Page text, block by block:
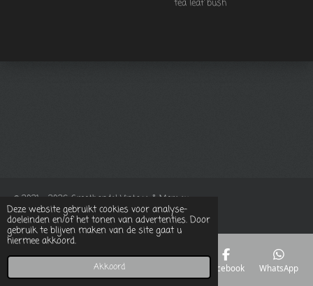
Deze website gebruikt cookies voor analyse-
doeleinden en/of het tonen van advertenties. Door
gebruik te blijven maken van de site gaat u
hiermee akkoord.
Akkoord
tea leaf bush
© 2021 - 2026 Groothandel Vintage & More.eu
Powered byJouwWeb
Telefoonnummer Facebook WhatsApp